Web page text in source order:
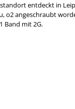
entdeckt in
o2 angeschraubt
Band mit 2G.